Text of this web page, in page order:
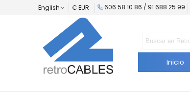
English € EUR 606 58 10 86 / 91 688 25 99
Inicio